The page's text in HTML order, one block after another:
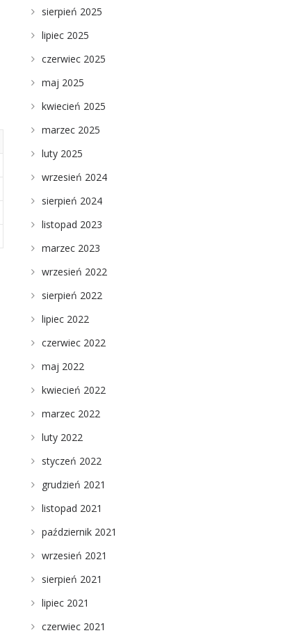
sierpień 2025
lipiec 2025
czerwiec 2025
maj 2025
kwiecień 2025
marzec 2025
luty 2025
wrzesień 2024
sierpień 2024
listopad 2023
marzec 2023
wrzesień 2022
sierpień 2022
lipiec 2022
czerwiec 2022
maj 2022
kwiecień 2022
marzec 2022
luty 2022
styczeń 2022
grudzień 2021
listopad 2021
październik 2021
wrzesień 2021
sierpień 2021
lipiec 2021
czerwiec 2021